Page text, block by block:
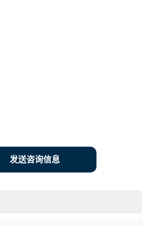
发送咨询信息